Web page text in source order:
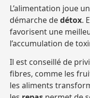
L’alimentation joue
démarche dedétox.
favorisent une
l’accumulation de
Il est conseillé de
fibres, comme les
les aliments